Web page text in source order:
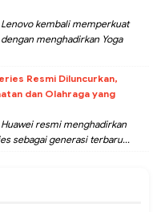
Lenovo kembali memperkuat
menghadirkan Yoga
Resmi Diluncurkan,
dan Olahraga yang
Huawei resmi menghadirkan
sebagai generasi terbaru...